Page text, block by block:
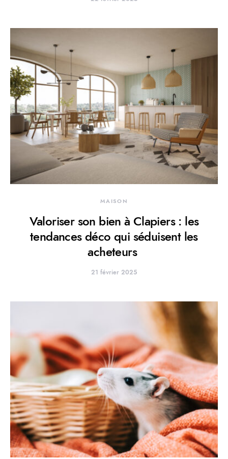
MAISON
Valoriser son bien à Clapiers : les
tendances déco qui séduisent les
acheteurs
21 février 2025